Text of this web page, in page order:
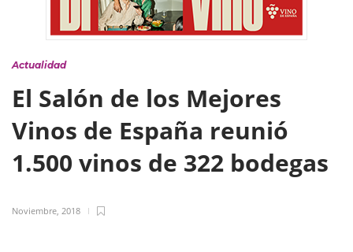
Actualidad
El Salón de los Mejores
Vinos de España reunió
1.500 vinos de 322 bodegas
Noviembre, 2018